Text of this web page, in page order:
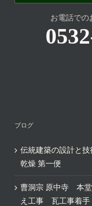
お電話での
ブログ
伝統建築の設計と
乾燥 第一便
曹洞宗 原中寺 本堂
え工事 瓦工事着手